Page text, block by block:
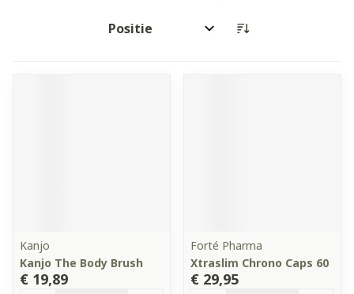
Sorteer op:
Kanjo
Kanjo The Body Brush
€ 19,89
Forté Pharma
Xtraslim Chrono Caps 60
€ 29,95